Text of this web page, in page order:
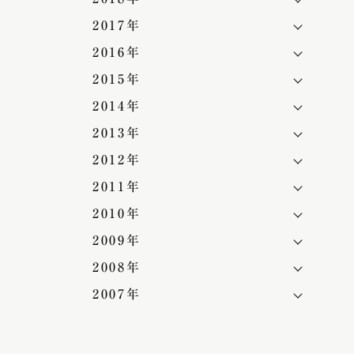
2017年
2016年
2015年
2014年
2013年
2012年
2011年
2010年
2009年
2008年
2007年